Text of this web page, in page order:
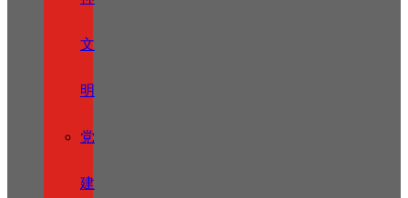
文
明
党
建